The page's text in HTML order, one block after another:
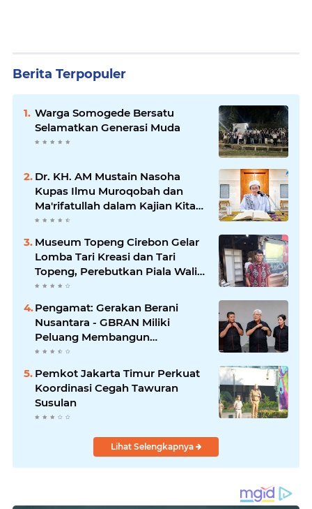
Berita Terpopuler
Warga Somogede Bersatu
Selamatkan Generasi Muda
Dr. KH. AM Mustain Nasoha
Kupas Ilmu Muroqobah dan
Ma'rifatullah dalam Kajian Kitab
Ihya' Ulumuddin
Museum Topeng Cirebon Gelar
Lomba Tari Kreasi dan Tari
Topeng, Perebutkan Piala Wali
Kota
Pengamat: Gerakan Berani
Nusantara - GBRAN Miliki
Peluang Membangun
Identitasnya Sendiri
Pemkot Jakarta Timur Perkuat
Koordinasi Cegah Tawuran
Susulan
Lihat Selengkapnya